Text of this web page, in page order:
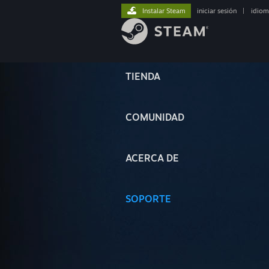
TIENDA
COMUNIDAD
ACERCA DE
SOPORTE
Instalar Steam iniciar sesión